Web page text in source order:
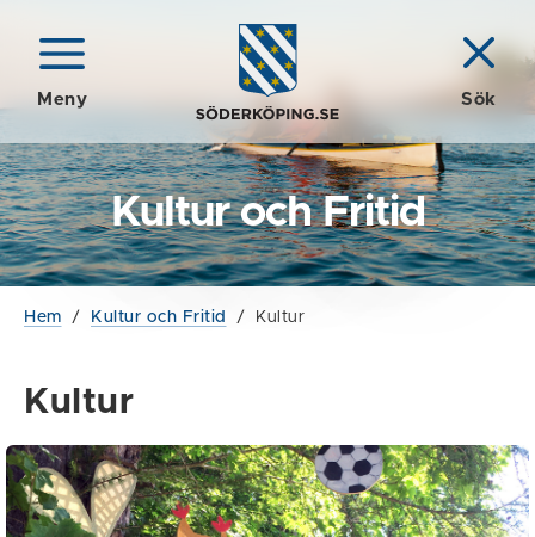
Meny Sök
Kultur och Fritid
Hem / Kultur och Fritid / Kultur
Kultur